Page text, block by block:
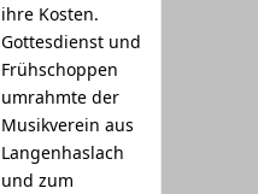
ihre Kosten.
Gottesdienst und
Frühschoppen
umrahmte der
Musikverein aus
Langenhaslach
und zum